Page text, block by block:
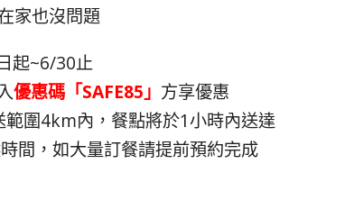
家也沒問題
起~6/30止
優惠碼「SAFE85」 方享優惠
圍4km內，餐點將於1小時內送達
間，如大量訂餐請提前預約完成